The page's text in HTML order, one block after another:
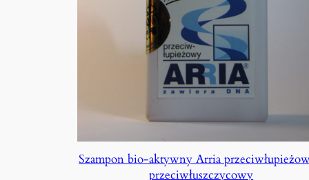
Szampon bio-aktywny Arria
przeciwłuszczycowy